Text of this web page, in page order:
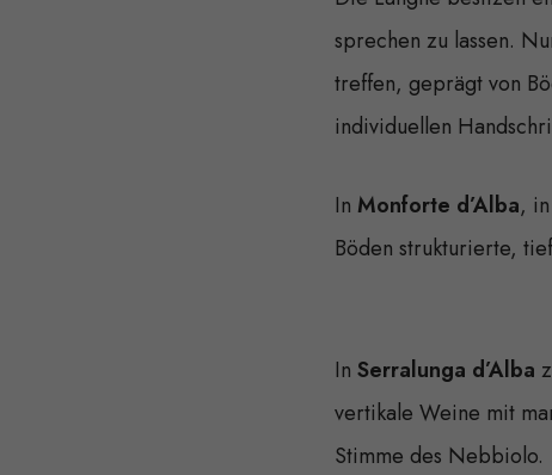
sprechen zu lassen.
treffen, geprägt von
individuellen
In Monforte d’Alba,
Böden strukturierte,
In Serralunga d’Alba
vertikale Weine mit
Stimme des Nebbiolo.